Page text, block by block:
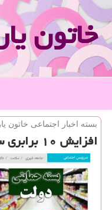
خاتون
بسته اخبار اجتماعی خاتون
افزایش ۱۰ برابری سالمندان متقاضی وام ازدواج